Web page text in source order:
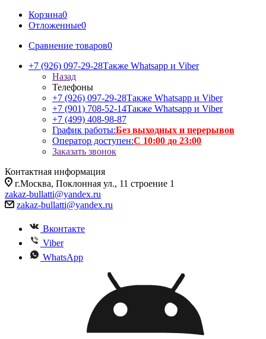
Корзина0
Отложенные0
Сравнение товаров0
+7 (926) 097-29-28Также Whatsapp и Viber
Назад
Телефоны
+7 (926) 097-29-28Также Whatsapp и Viber
+7 (901) 708-52-14Также Whatsapp и Viber
+7 (499) 408-98-87
График работы:Без выходных и перерывов
Оператор доступен:С 10:00 до 23:00
Заказать звонок
Контактная информация
г.Москва, Поклонная ул., 11 строение 1
zakaz-bullatti@yandex.ru
zakaz-bullatti@yandex.ru
Вконтакте
Viber
WhatsApp